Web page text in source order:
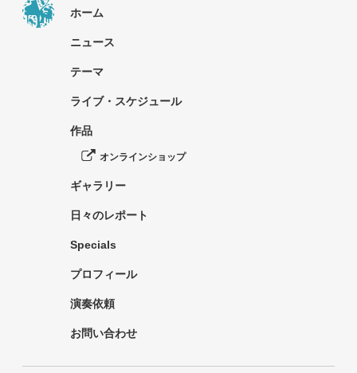
ホーム
ニュース
テーマ
ライブ・スケジュール
作品
オンラインショップ
ギャラリー
日々のレポート
Specials
プロフィール
演奏依頼
お問い合わせ